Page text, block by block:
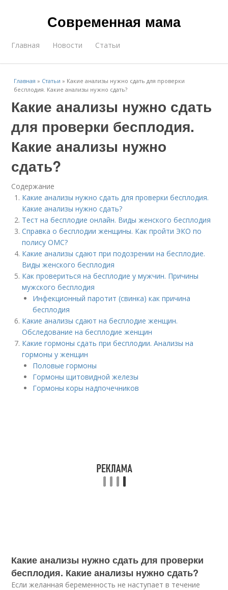
Современная мама
Главная Новости Статьи
Главная » Статьи » Какие анализы нужно сдать для проверки
бесплодия. Какие анализы нужно сдать?
Какие анализы нужно сдать
для проверки бесплодия.
Какие анализы нужно
сдать?
Содержание
Какие анализы нужно сдать для проверки бесплодия.
Какие анализы нужно сдать?
Тест на бесплодие онлайн. Виды женского бесплодия
Справка о бесплодии женщины. Как пройти ЭКО по
полису ОМС?
Какие анализы сдают при подозрении на бесплодие.
Виды женского бесплодия
Как провериться на бесплодие у мужчин. Причины
мужского бесплодия
Инфекционный паротит (свинка) как причина
бесплодия
Какие анализы сдают на бесплодие женщин.
Обследование на бесплодие женщин
Какие гормоны сдать при бесплодии. Анализы на
гормоны у женщин
Половые гормоны
Гормоны щитовидной железы
Гормоны коры надпочечников
Какие анализы нужно сдать для проверки
бесплодия. Какие анализы нужно сдать?
Если желанная беременность не наступает в течение